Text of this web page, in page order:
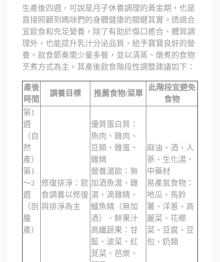
生產後四週，可說是月子休養調理的黃金期，也是
直接照顧到媽咪們的身體健康的關鍵其實。透過合
宜飲食和充足營養，除了有助於傷口癒合、體質調
理外，也能提升乳汁分泌品質，給予寶寶良好的營
養。飲食節奏需少量多餐，並以清蒸、燉煮的食物
烹煮方式為主。其產後飲食階段性調整建議如下：
產後
時間
調養目標 推薦食物/菜單
此階段宜避免
食物
第1
週
（自
然
產）
第1
～2
週
（剖
腹
產）
修復排淨：飲
食調養以修復
與排淨為主
優質蛋白質：
魚肉、雞肉、
豆類、雞蛋、
雞精
營養湯飲：無
加酒魚湯、雞
湯、滴雞精、
鱸魚精（無加
酒）、鮮果汁
高纖蔬果：甘
藍、波菜、紅
莧菜、芭樂、
麻油、酒、人
蔘、生化湯、
中藥材
易產氣食物：
地瓜、馬鈴
薯、洋蔥、高
麗菜、花椰
菜、豆腐、豆
包、奶類